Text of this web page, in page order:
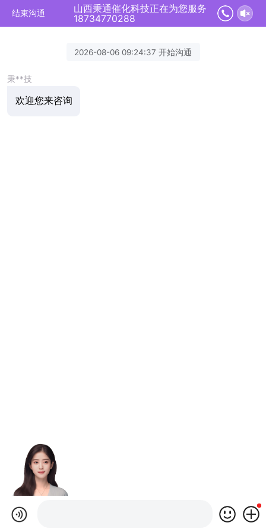
结束沟通
山西秉通催化科技正在为您服务
18734770288
2026-08-06 09:24:37 开始沟通
秉**技
欢迎您来咨询